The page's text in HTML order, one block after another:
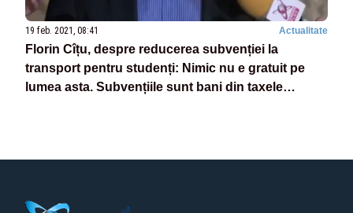
19 feb. 2021, 08:41 Actualitate
Florin Cîțu, despre reducerea subvenției la
transport pentru studenți: Nimic nu e gratuit pe
lumea asta. Subvențiile sunt bani din taxele